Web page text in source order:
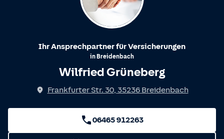
Ihr Ansprechpartner für Versicherungen
in Breidenbach
Wilfried Grüneberg
Frankfurter Str. 30, 35236 Breidenbach
06465 912263